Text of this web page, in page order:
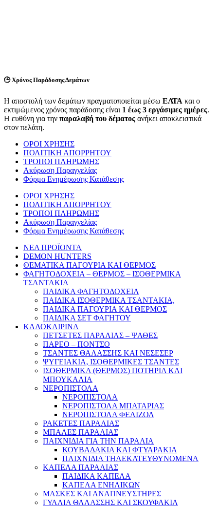
🕒Χρόνος Παράδοσης Δεμάτων
Η αποστολή των δεμάτων πραγματοποιείται μέσω ΕΛΤΑ και ο
εκτιμώμενος χρόνος παράδοσης είναι 1 έως 3 εργάσιμες ημέρες.
Η ευθύνη για την παραλαβή του δέματος ανήκει αποκλειστικά
στον πελάτη.
ΟΡΟΙ ΧΡΗΣΗΣ
ΠΟΛΙΤΙΚΗ ΑΠΟΡΡΗΤΟΥ
ΤΡΟΠΟΙ ΠΛΗΡΩΜΗΣ
Ακύρωση Παραγγελίας
Φόρμα Ενημέρωσης Κατάθεσης
ΟΡΟΙ ΧΡΗΣΗΣ
ΠΟΛΙΤΙΚΗ ΑΠΟΡΡΗΤΟΥ
ΤΡΟΠΟΙ ΠΛΗΡΩΜΗΣ
Ακύρωση Παραγγελίας
Φόρμα Ενημέρωσης Κατάθεσης
ΝΕΑ ΠΡΟΪΟΝΤΑ
DEMON HUNTERS
ΘΕΜΑΤΙΚΑ ΠΑΓΟΥΡΙΑ ΚΑΙ ΘΕΡΜΟΣ
ΦΑΓΗΤΟΔΟΧΕΙΑ – ΘΕΡΜΟΣ – ΙΣΟΘΕΡΜΙΚΑ
ΤΣΑΝΤΑΚΙΑ
ΠΑΙΔΙΚΑ ΦΑΓΗΤΟΔΟΧΕΙΑ
ΠΑΙΔΙΚΑ ΙΣΟΘΕΡΜΙΚΑ ΤΣΑΝΤΑΚΙΑ,
ΠΑΙΔΙΚΑ ΠΑΓΟΥΡΙΑ ΚΑΙ ΘΕΡΜΟΣ
ΠΑΙΔΙΚΑ ΣΕΤ ΦΑΓΗΤΟΥ
ΚΑΛΟΚΑΙΡΙΝΑ
ΠΕΤΣΕΤΕΣ ΠΑΡΑΛΙΑΣ – ΨΑΘΕΣ
ΠΑΡΕΟ – ΠΟΝΤΣΟ
ΤΣΑΝΤΕΣ ΘΑΛΑΣΣΗΣ ΚΑΙ ΝΕΣΕΣΕΡ
ΨΥΓΕΙΑΚΙΑ, ΙΣΟΘΕΡΜΙΚΕΣ ΤΣΑΝΤΕΣ
ΙΣΟΘΕΡΜΙΚΑ (ΘΕΡΜΟΣ) ΠΟΤΗΡΙΑ ΚΑΙ
ΜΠΟΥΚΑΛΙΑ
ΝΕΡΟΠΙΣΤΟΛΑ
ΝΕΡΟΠΙΣΤΟΛΑ
ΝΕΡΟΠΙΣΤΟΛΑ ΜΠΑΤΑΡΙΑΣ
ΝΕΡΟΠΙΣΤΟΛΑ ΦΕΛΙΖΟΛ
ΡΑΚΕΤΕΣ ΠΑΡΑΛΙΑΣ
ΜΠΑΛΕΣ ΠΑΡΑΛΙΑΣ
ΠΑΙΧΝΙΔΙΑ ΓΙΑ ΤΗΝ ΠΑΡΑΛΙΑ
ΚΟΥΒΑΔΑΚΙΑ ΚΑΙ ΦΤΥΑΡΑΚΙΑ
ΠΑΙΧΝΙΔΙΑ ΤΗΛΕΚΑΤΕΥΘΥΝΟΜΕΝΑ
ΚΑΠΕΛΑ ΠΑΡΑΛΙΑΣ
ΠΑΙΔΙΚΑ ΚΑΠΕΛΑ
ΚΑΠΕΛΑ ΕΝΗΛΙΚΩΝ
ΜΑΣΚΕΣ ΚΑΙ ΑΝΑΠΝΕΥΣΤΗΡΕΣ
ΓΥΑΛΙΑ ΘΑΛΑΣΣΗΣ ΚΑΙ ΣΚΟΥΦΑΚΙΑ